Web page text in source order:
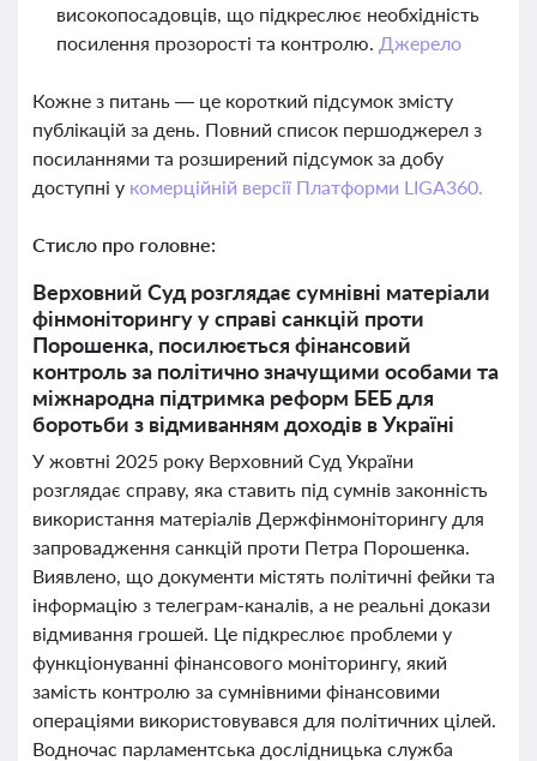
високопосадовців, що підкреслює необхідність
посилення прозорості та контролю. Джерело
Кожне з питань — це короткий підсумок змісту
публікацій за день. Повний список першоджерел з
посиланнями та розширений підсумок за добу
доступні у комерційній версії Платформи LIGA360.
Стисло про головне:
Верховний Суд розглядає сумнівні матеріали
фінмоніторингу у справі санкцій проти
Порошенка, посилюється фінансовий
контроль за політично значущими особами та
міжнародна підтримка реформ БЕБ для
боротьби з відмиванням доходів в Україні
У жовтні 2025 року Верховний Суд України
розглядає справу, яка ставить під сумнів законність
використання матеріалів Держфінмоніторингу для
запровадження санкцій проти Петра Порошенка.
Виявлено, що документи містять політичні фейки та
інформацію з телеграм-каналів, а не реальні докази
відмивання грошей. Це підкреслює проблеми у
функціонуванні фінансового моніторингу, який
замість контролю за сумнівними фінансовими
операціями використовувався для політичних цілей.
Водночас парламентська дослідницька служба